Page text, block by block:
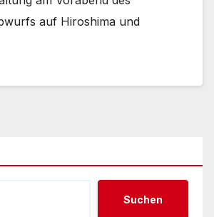
auf Hiroshima und
Suchen